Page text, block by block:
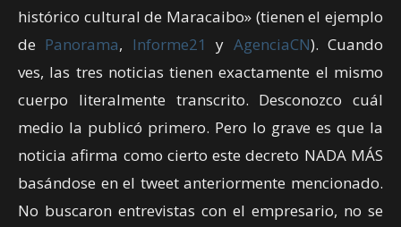
histórico cultural de Maracaibo» (tienen el ejemplo
de Panorama, Informe21y AgenciaCN). Cuando
ves, las tres noticias tienen exactamente el mismo
cuerpo literalmente transcrito. Desconozco cuál
medio la publicó primero. Pero lo grave es que la
noticia afirma como cierto este decreto NADA MÁS
basándose en el tweet anteriormente mencionado.
No buscaron entrevistas con el empresario, no se